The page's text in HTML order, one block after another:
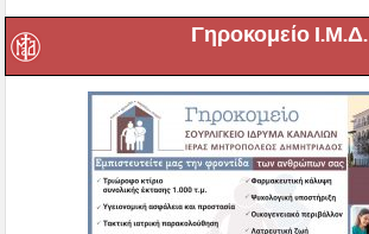
Γηροκομείο Ι.Μ.Δ.